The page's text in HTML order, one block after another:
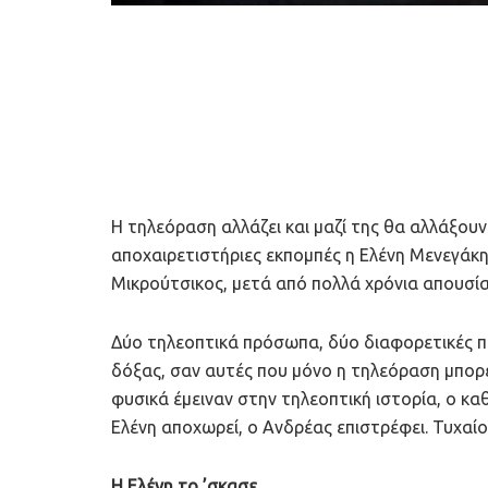
Η τηλεόραση αλλάζει και μαζί της θα
αποχαιρετιστήριες εκπομπές η Ελένη
Μικρούτσικος, μετά από πολλά χρόνια
Δύο τηλεοπτικά πρόσωπα, δύο διαφορετικές
δόξας, σαν αυτές που μόνο η τηλεόραση
φυσικά έμειναν στην τηλεοπτική ιστορία, ο
Ελένη αποχωρεί, ο Ανδρέας επιστρέφει.